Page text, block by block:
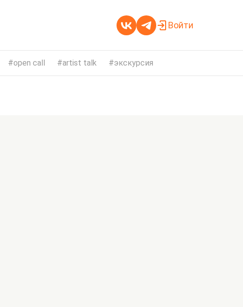
Войти
open call artist talk экскурсия